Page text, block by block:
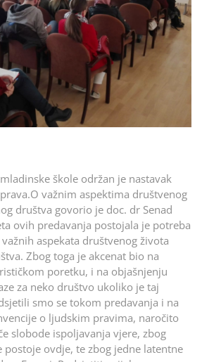
škole održan je nastavak
važnim aspektima društvenog
društva govorio je doc. dr Senad
ovih predavanja postojala je potreba
aspekata društvenog života
Zbog toga je akcenat bio na
poretku, i na objašnjenju
za neko društvo ukoliko je taj
smo se tokom predavanja i na
o ljudskim pravima, naročito
slobode ispoljavanja vjere, zbog
ovdje, te zbog jedne latentne